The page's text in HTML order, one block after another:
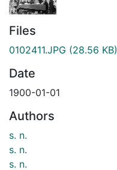
Files
0102411.JPG (28.56 KB)
Date
1900-01-01
Authors
s. n.
s. n.
s. n.